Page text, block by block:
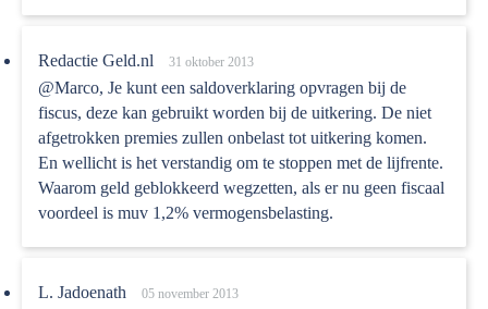
Redactie Geld.nl 31 oktober 2013
@Marco, Je kunt een saldoverklaring opvragen bij de
fiscus, deze kan gebruikt worden bij de uitkering. De niet
afgetrokken premies zullen onbelast tot uitkering komen.
En wellicht is het verstandig om te stoppen met de lijfrente.
Waarom geld geblokkeerd wegzetten, als er nu geen fiscaal
voordeel is muv 1,2% vermogensbelasting.
L. Jadoenath 05 november 2013